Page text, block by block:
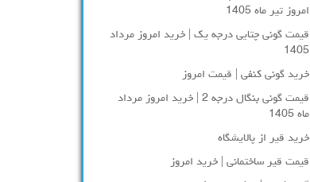
امروز تیر ماه 1405
قیمت گونی چتایی درجه یک | خرید امروز مرداد
1405
خرید گونی کنفی | قیمت امروز
قیمت گونی بنگال درجه 2 | خرید امروز مرداد
ماه 1405
خرید قیر از پالایشگاه
قیمت قیر ساختمانی | خرید امروز